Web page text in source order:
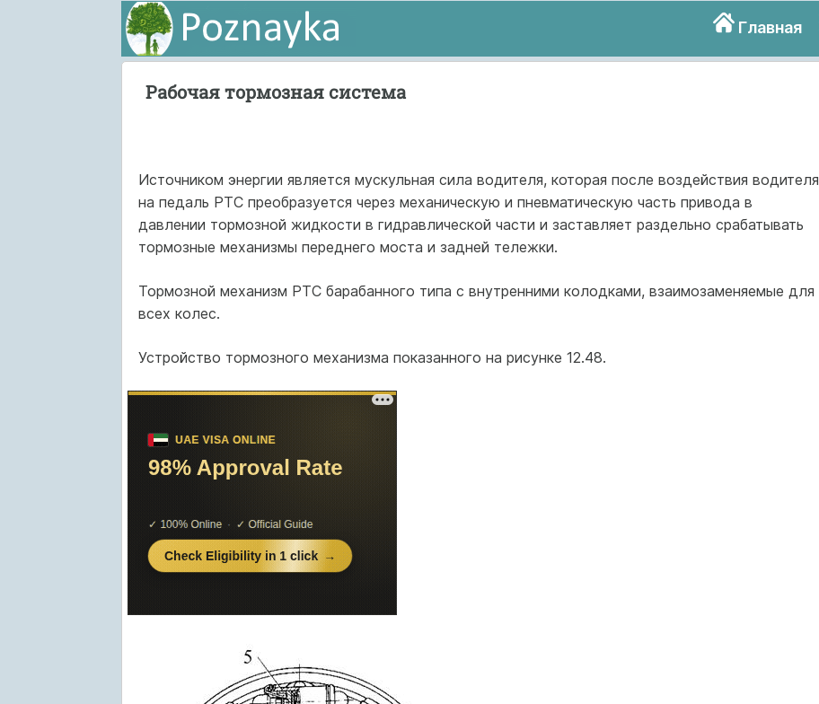
Главная
Рабочая тормозная система
Источником энергии является мускульная сила водителя, которая после воздействия водителя
на педаль РТС преобразуется через механическую и пневматическую часть привода в
давлении тормозной жидкости в гидравлической части и заставляет раздельно срабатывать
тормозные механизмы переднего моста и задней тележки.
Тормозной механизм РТС барабанного типа с внутренними колодками, взаимозаменяемые для
всех колес.
Устройство тормозного механизма показанного на рисунке 12.48.